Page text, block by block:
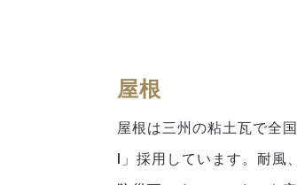
屋根
屋根は三州の粘土瓦で全
Ⅰ」採用しています。耐